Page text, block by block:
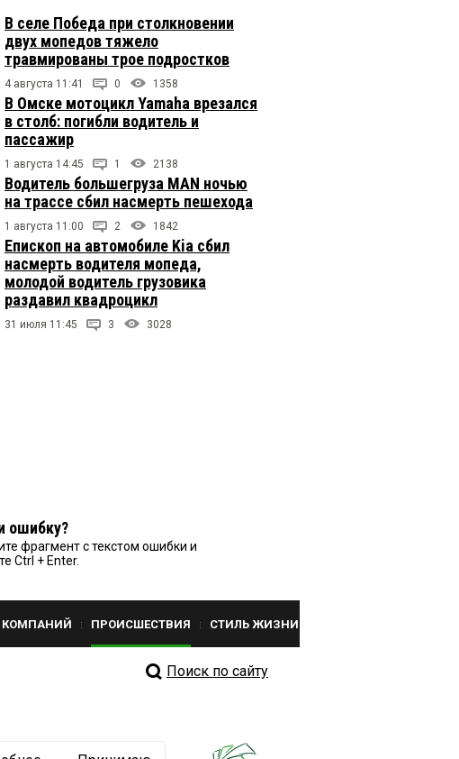
В селе Победа при столкновении
двух мопедов тяжело
травмированы трое подростков
4 августа 11:41 0 1358
В Омске мотоцикл Yamaha врезался
в столб: погибли водитель и
пассажир
1 августа 14:45 1 2138
Водитель большегруза MAN ночью
на трассе сбил насмерть пешехода
1 августа 11:00 2 1842
Епископ на автомобиле Kia сбил
насмерть водителя мопеда,
молодой водитель грузовика
раздавил квадроцикл
31 июля 11:45 3 3028
ошибку?
фрагмент с текстом ошибки и
Ctrl + Enter.
КОМПАНИЙ ПРОИСШЕСТВИЯ СТИЛЬ ЖИЗНИ
Поиск по сайту